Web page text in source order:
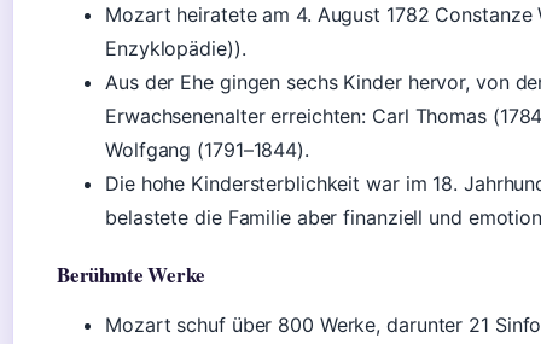
Mozart heiratete am 4. August 1782 Constanze
Enzyklopädie)).
Aus der Ehe gingen sechs Kinder hervor, von
Erwachsenenalter erreichten: Carl Thomas
Wolfgang (1791–1844).
Die hohe Kindersterblichkeit war im 18.
belastete die Familie aber finanziell und
Berühmte Werke
Mozart schuf über 800 Werke, darunter 21